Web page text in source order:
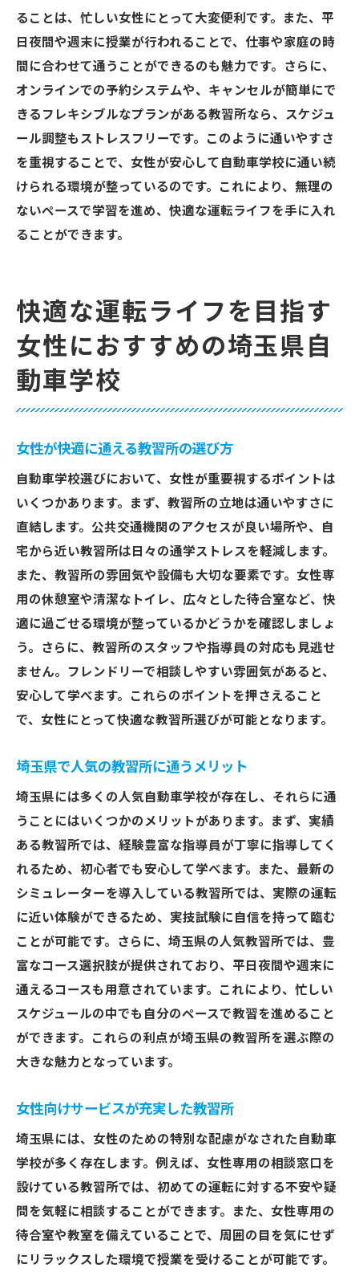
ることは、忙しい女性にとって大変便利です。また、平
日夜間や週末に授業が行われることで、仕事や家庭の時
間に合わせて通うことができるのも魅力です。さらに、
オンラインでの予約システムや、キャンセルが簡単にで
きるフレキシブルなプランがある教習所なら、スケジュ
ール調整もストレスフリーです。このように通いやすさ
を重視することで、女性が安心して自動車学校に通い続
けられる環境が整っているのです。これにより、無理の
ないペースで学習を進め、快適な運転ライフを手に入れ
ることができます。
快適な運転ライフを目指す
女性におすすめの埼玉県自
動車学校
女性が快適に通える教習所の選び方
自動車学校選びにおいて、女性が重要視するポイントは
いくつかあります。まず、教習所の立地は通いやすさに
直結します。公共交通機関のアクセスが良い場所や、自
宅から近い教習所は日々の通学ストレスを軽減します。
また、教習所の雰囲気や設備も大切な要素です。女性専
用の休憩室や清潔なトイレ、広々とした待合室など、快
適に過ごせる環境が整っているかどうかを確認しましょ
う。さらに、教習所のスタッフや指導員の対応も見逃せ
ません。フレンドリーで相談しやすい雰囲気があると、
安心して学べます。これらのポイントを押さえること
で、女性にとって快適な教習所選びが可能となります。
埼玉県で人気の教習所に通うメリット
埼玉県には多くの人気自動車学校が存在し、それらに通
うことにはいくつかのメリットがあります。まず、実績
ある教習所では、経験豊富な指導員が丁寧に指導してく
れるため、初心者でも安心して学べます。また、最新の
シミュレーターを導入している教習所では、実際の運転
に近い体験ができるため、実技試験に自信を持って臨む
ことが可能です。さらに、埼玉県の人気教習所では、豊
富なコース選択肢が提供されており、平日夜間や週末に
通えるコースも用意されています。これにより、忙しい
スケジュールの中でも自分のペースで教習を進めること
ができます。これらの利点が埼玉県の教習所を選ぶ際の
大きな魅力となっています。
女性向けサービスが充実した教習所
埼玉県には、女性のための特別な配慮がなされた自動車
学校が多く存在します。例えば、女性専用の相談窓口を
設けている教習所では、初めての運転に対する不安や疑
問を気軽に相談することができます。また、女性専用の
待合室や教室を備えていることで、周囲の目を気にせず
にリラックスした環境で授業を受けることが可能です。